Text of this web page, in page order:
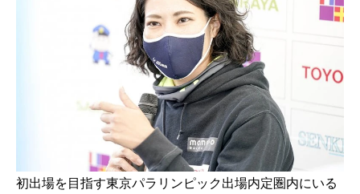
初出場を目指す東京パラリンピック出場内定圏内にいる